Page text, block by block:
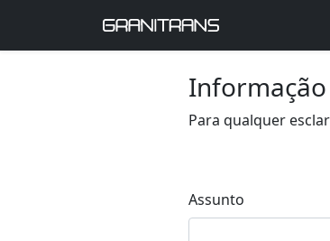
Para qualquer
Assunto